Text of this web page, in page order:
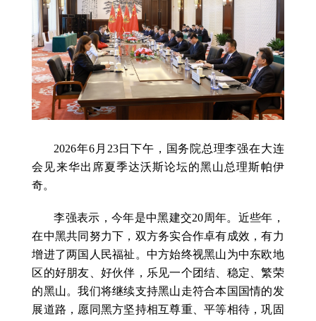
2026年6月23日下午，国务院总理李强在大连
会见来华出席夏季达沃斯论坛的黑山总理斯帕伊
奇。
李强表示，今年是中黑建交20周年。近些年，
在中黑共同努力下，双方务实合作卓有成效，有力
增进了两国人民福祉。中方始终视黑山为中东欧地
区的好朋友、好伙伴，乐见一个团结、稳定、繁荣
的黑山。我们将继续支持黑山走符合本国国情的发
展道路，愿同黑方坚持相互尊重、平等相待，巩固